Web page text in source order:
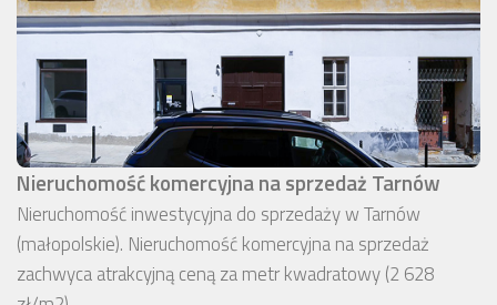
Nieruchomość komercyjna na sprzedaż Tarnów
Nieruchomość inwestycyjna do sprzedaży w Tarnów
(małopolskie). Nieruchomość komercyjna na sprzedaż
zachwyca atrakcyjną ceną za metr kwadratowy (2 628